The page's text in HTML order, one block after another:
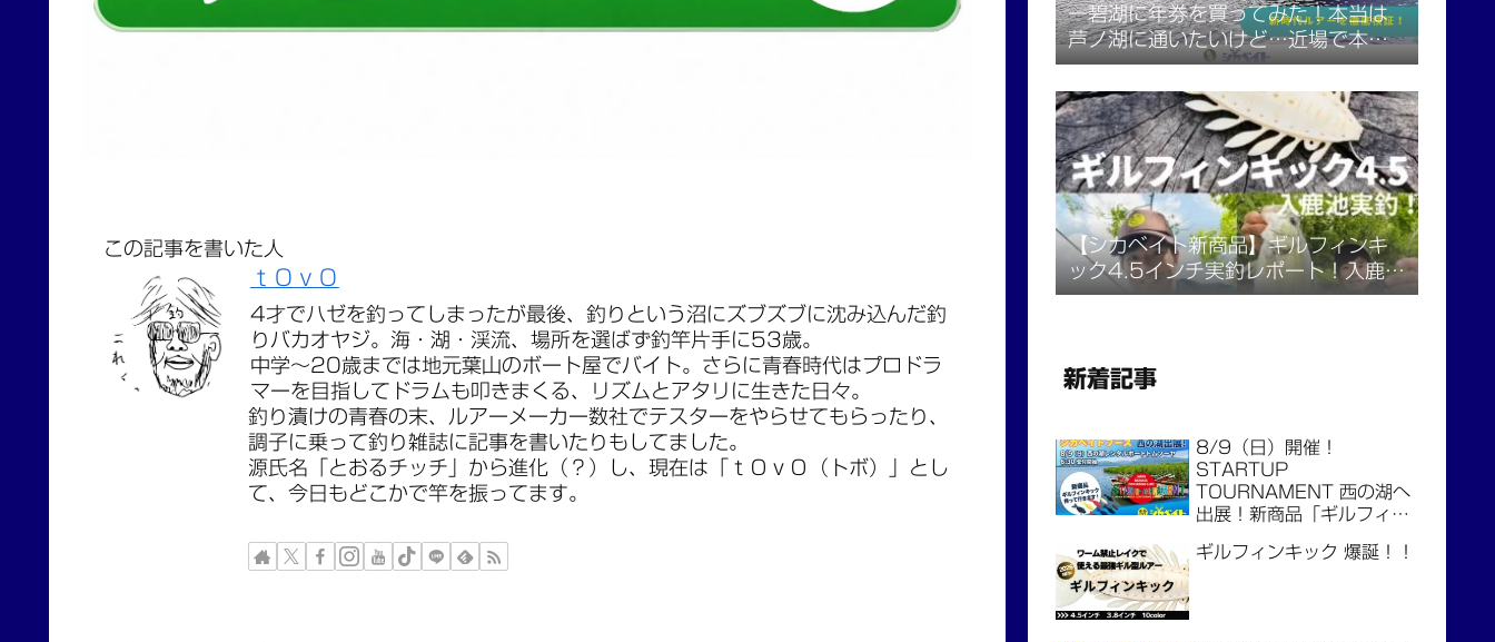
この記事を書いた人
ｔＯｖＯ
4才でハゼを釣ってしまったが最後、釣りという沼にズブズブに沈み込んだ釣
りバカオヤジ。海・湖・渓流、場所を選ばず釣竿片手に53歳。
中学〜20歳までは地元葉山のボート屋でバイト。さらに青春時代はプロドラ
マーを目指してドラムも叩きまくる、リズムとアタリに生きた日々。
釣り漬けの青春の末、ルアーメーカー数社でテスターをやらせてもらったり、
調子に乗って釣り雑誌に記事を書いたりもしてました。
源氏名「とおるチッチ」から進化（？）し、現在は「ｔＯｖＯ（トボ）」とし
て、今日もどこかで竿を振ってます。
一碧湖に年券を買ってみた！本当は
芦ノ湖に通いたいけど…近場で本格
始動！
【シカベイト新商品】ギルフィンキ
ック4.5インチ実釣レポート！入鹿池
での40アップと「特殊リグ」の秘密
新着記事
8/9（日）開催！
STARTUP
TOURNAMENT 西の湖へ
出展！新商品「ギルフィン
ギルフィンキック 爆誕！！